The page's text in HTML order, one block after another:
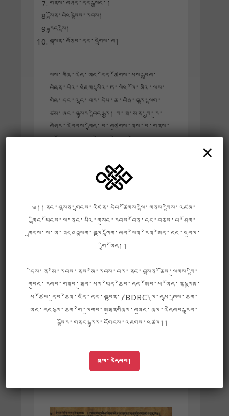
གནས་བཤད་དང་སྒྲུང་།
སྟོན་པའི་སྐྱེས་རབས།
རྒྱུད་སྡེ།
བསྟན་བཅོས་དང་འགྲེལ་བ།
ལས་གཞི་འདི་ཡང་ངེད་ཚོགས་པས་སྒྲུབ་
བཞིན་པའི་འཇིག་སླའི་ཏ་ལའི་ལོ་མའི་ལས་
གཞི་དང་འདྲ་བར་དཔེ་ཆ་བཞི་བརྒྱ་ལྷག་
ཙམ་ཨང་བསྒྱུར་བྱེད་རྒྱུ། ཀ་ཐ་མན་ཀྲུ་རུ་
བཤེར་འབེབས་བྱེད་ས་བཙུགས་ནས་ས་གནས་
ས་ཐོག་རང་དུ་བཤེར་འབེབས་བྱེད་རྒྱུ་དང་།
དཔེ་ཚོགས་ལྟེ་གནས་ཀྱི་ཉར་ཚགས་མཛོད་
ནང་དུ་འཇོག་རྒྱུ། དེ་ནས་རིམ་བཞིན་བཤེར་
པར་ཁག་སྒྲིག་སྦྱོར་བྱས་རྗེས་ངེད་ཚོགས་པའི་
དྲ་ཐོག་དཔེ་མཛོད་ནང་འགྲེམས་སྤེལ་བྱེད་རྒྱུ་
ཡིན།
ལས་ཀའི་བརྒྱུད་རིམ་འདིའི་ནང་ས་གནས་
རང་དུ་བཤེར་འབེབས་བྱས་རྗེས། ཉར་ཚགས་
ནས་བྱེད་བཞིན་ཡོད་པས། ལས་ཀ་ཚགས་
ཚུད་དང་འགྲོ་སོང་གྲོན་ཆུང་ཡང་བྱེད་ཐུབ་
པ་མ་ཟད། ས་གནས་ས་ཐོག་གི་མཁས་པ་
དང་ཆེད་ལས་པ་སོགས་ཀྱི་སློབ་སྟོན་དང་
རོགས་རམ་ཐོབ་ཐུབ་ཀྱི་ཡོད། བལ་ཡུལ་ནང་
ཚོགས་པས་སྐད་རིགས་འདྲ་མིན་ནང་ཡོད་
པའི་ནང་བསྟན་རིགས་གཞུང་ཉར་ཚགས་དང་
༄།།ནང་བསྟན་གྲངས་འཛིན་དཔེ་ཚོགས་ལྟེ་གནས་ཀྱིས་འཛམ་
གླིང་ཡོངས་ལ་ནང་པའི་གསུང་རབས་བོན་དང་བཅས་པ་ཤོག་
གྲངས་ས་ཡ་༢༨༠༠ལྷག་བལྟ་ཀློག་ཕབ་ལེན་རིན་མེད་ངང་འབུལ་
གྱི་ཡོད།།
དེས་ན་མི་རབས་ནས་མི་རབས་བར་ནང་བསྟན་ཆོས་ལུགས་ཀྱི་
གསུང་རབས་གནས་ཐུབ་པར་ཡིད་ཆེས་དང་མོས་པ་ཡོད་ན།རྣམ་
པ་ཚོས་དུས་ཆེན་འདི་དང་བསྟུན་༼BDRC༽ལ་དཔྱ་ཁྲལ་ཆག་
ཡང་དང་རྩ་ཆག་གི་ལུགས་མཐུནགཞིར་བཟུང་ཞལ་འདེབས་རྒྱབ་
སྐྱོར་གནང་རྒྱུར་དགོངས་འཇགས་འཚལ།།
ཞལ་འདེབས།
×